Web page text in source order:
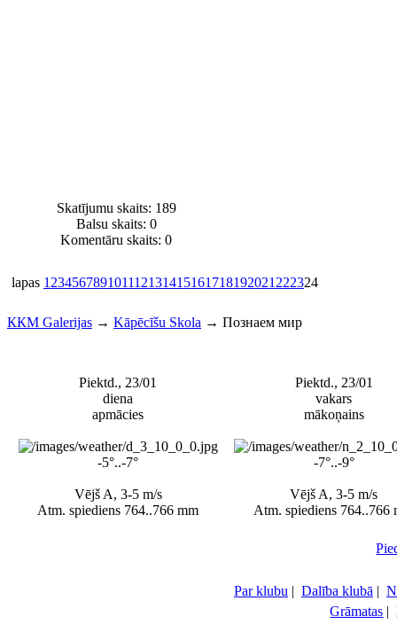
Skatījumu skaits: 189
Balsu skaits: 0
Komentāru skaits: 0
lapas 1 23456789101112131415161718192021 222324
ККМ Galerijas → Kāpēcīšu Skola → Познаем мир
Piektd., 23/01
diena
apmācies
-5°..-7°
Vējš A, 3-5 m/s
Atm. spiediens 764..766 mm
Piektd., 23/01
vakars
mākoņains
-7°..-9°
Vējš A, 3-5 m/s
Atm. spiediens 764..766
Par klubu | Dalība klubā |
Grāmatas |